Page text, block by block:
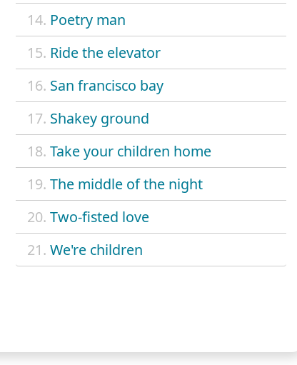
14. Poetry man
15. Ride the elevator
16. San francisco bay
17. Shakey ground
18. Take your children home
19. The middle of the night
20. Two-fisted love
21. We're children